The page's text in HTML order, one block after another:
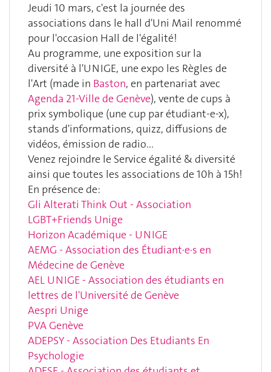
Jeudi 10 mars, c'est la journée des
associations dans le hall d'Uni Mail renommé
pour l'occasion Hall de l'égalité!
Au programme, une exposition sur la
diversité à l'UNIGE, une expo les Règles de
l'Art (made in Baston, en partenariat avec
Agenda 21-Ville de Genève), vente de cups à
prix symbolique (une cup par étudiant-e-x),
stands d'informations, quizz, diffusions de
vidéos, émission de radio...
Venez rejoindre le Service égalité & diversité
ainsi que toutes les associations de 10h à 15h!
En présence de:
Gli Alterati Think Out - Association
LGBT+Friends Unige
Horizon Académique - UNIGE
AEMG - Association des Étudiant·e·s en
Médecine de Genève
AEL UNIGE - Association des étudiants en
lettres de l'Université de Genève
Aespri Unige
PVA Genève
ADEPSY - Association Des Etudiants En
Psychologie